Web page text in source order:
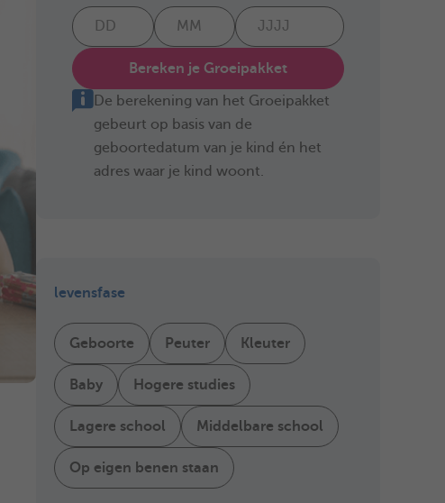
Bereken je Groeipakket
De berekening van het Groeipakket
gebeurt op basis van de
geboortedatum van je kind én het
adres waar je kind woont.
levensfase
Geboorte Peuter Kleuter
Baby Hogere studies
Lagere school Middelbare school
Op eigen benen staan